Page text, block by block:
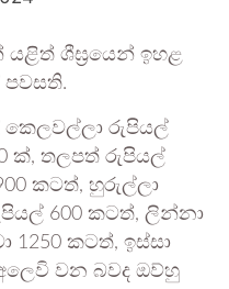
ශීඝ්‍රයෙන් ඉහළ
කෙලවල්ලා රුපියල්
ක්, තලපත් රුපියල්
කටත්, හුරුල්ලා
600 කටත්, ලින්නා
1250 කටත්, ඉස්සා
වන බවද ඔව්හු